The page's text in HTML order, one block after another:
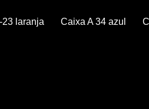
23 laranja Caixa A 34 azul